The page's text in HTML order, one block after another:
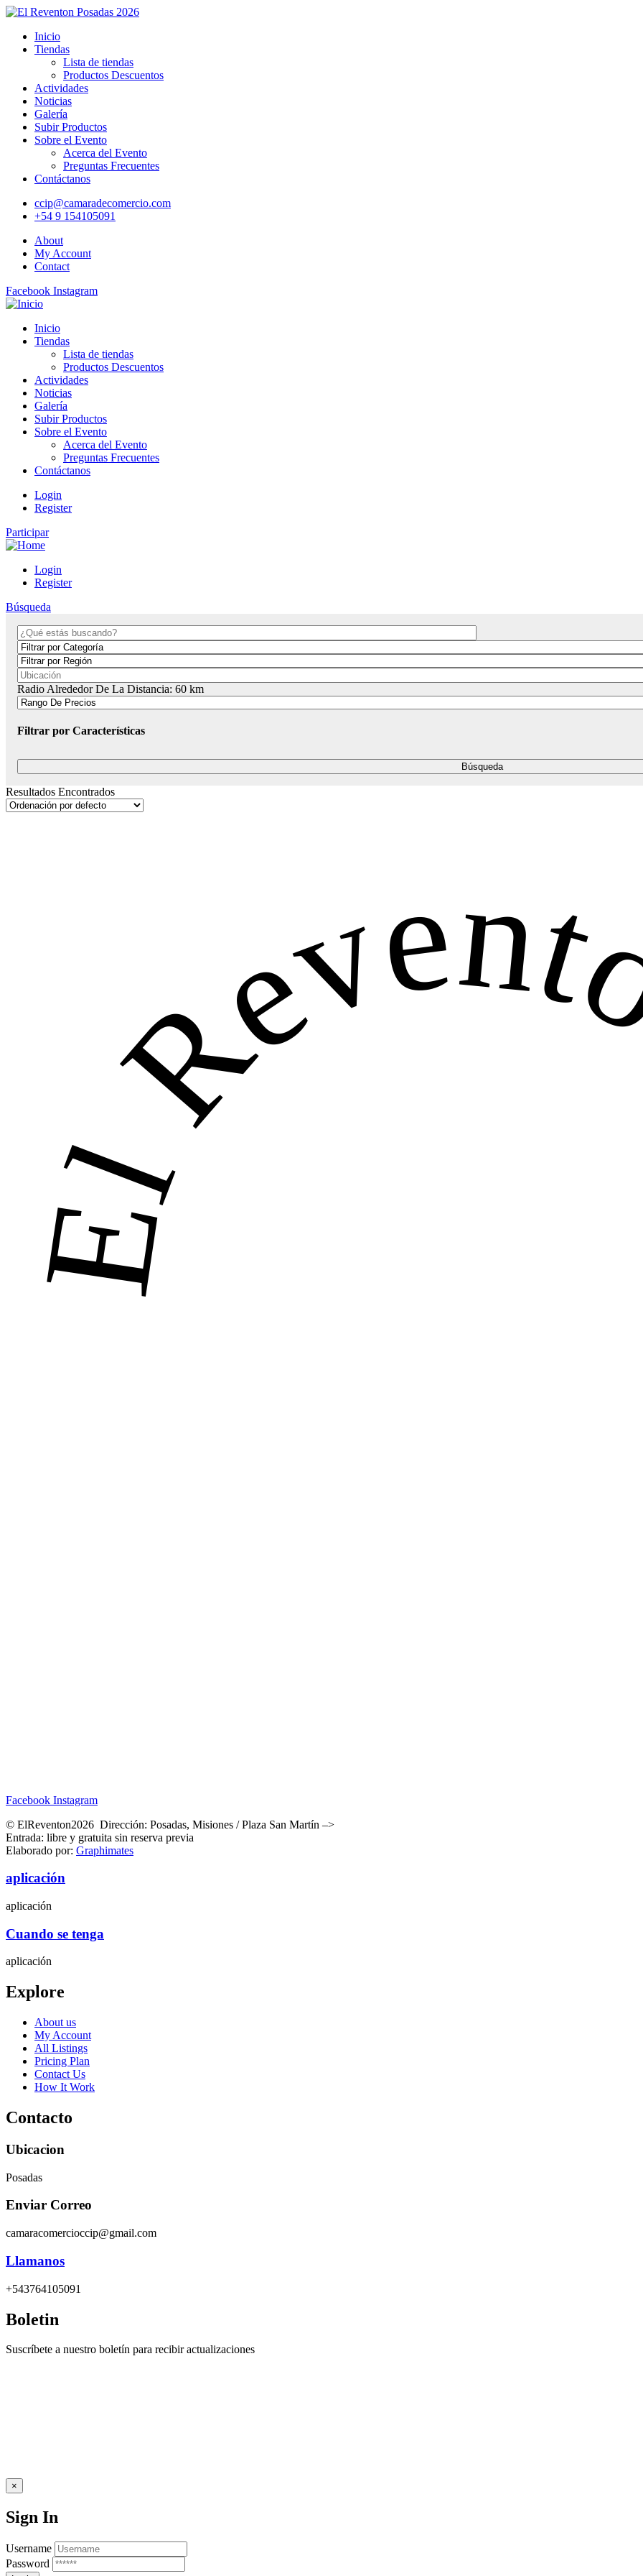
Inicio
Tiendas
Lista de tiendas
Productos Descuentos
Actividades
Noticias
Galería
Subir Productos
Sobre el Evento
Acerca del Evento
Preguntas Frecuentes
Contáctanos
ccip@camaradecomercio.com
+54 9 154105091
About
My Account
Contact
Facebook Instagram
Inicio
Tiendas
Lista de tiendas
Productos Descuentos
Actividades
Noticias
Galería
Subir Productos
Sobre el Evento
Acerca del Evento
Preguntas Frecuentes
Contáctanos
Login
Register
Participar
Login
Register
Búsqueda
Radio Alrededor De La Distancia: 60 km
Filtrar por Características
Resultados Encontrados
El
Facebook Instagram
© ElReventon2026 Dirección: Posadas, Misiones / Plaza San Martín –>
Entrada: libre y gratuita sin reserva previa
Elaborado por: Graphimates
aplicación
aplicación
Cuando se tenga
aplicación
Explore
About us
My Account
All Listings
Pricing Plan
Contact Us
How It Work
Contacto
Ubicacion
Posadas
Enviar Correo
camaracomercioccip@gmail.com
Llamanos
+543764105091
Boletin
Suscríbete a nuestro boletín para recibir actualizaciones
×
Sign In
Username
Password